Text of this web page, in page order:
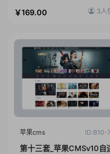
小极速运行
3人
￥169.00
苹果cms ID:B10-
第十三套_苹果CMSv10自